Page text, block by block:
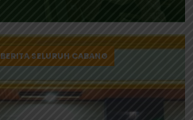
BERITA SELURUH CABANG